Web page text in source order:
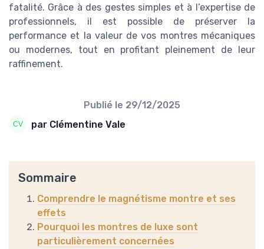
fatalité. Grâce à des gestes simples et à l’expertise de
professionnels, il est possible de préserver la
performance et la valeur de vos montres mécaniques
ou modernes, tout en profitant pleinement de leur
raffinement.
Publié le 29/12/2025
par Clémentine Vale
Sommaire
Comprendre le magnétisme montre et ses
effets
Pourquoi les montres de luxe sont
particulièrement concernées